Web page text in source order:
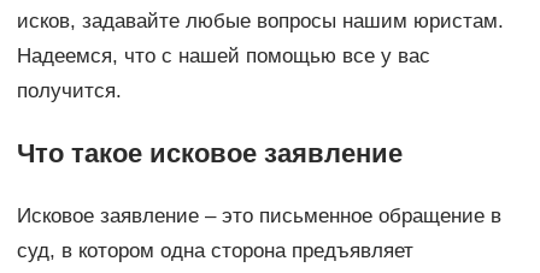
исков, задавайте любые вопросы нашим юристам.
Надеемся, что с нашей помощью все у вас
получится.
Что такое исковое заявление
Исковое заявление – это письменное обращение в
суд, в котором одна сторона предъявляет